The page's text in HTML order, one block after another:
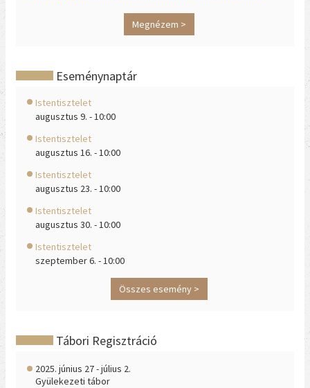
Megnézem >
Eseménynaptár
Istentisztelet
augusztus 9. - 10:00
Istentisztelet
augusztus 16. - 10:00
Istentisztelet
augusztus 23. - 10:00
Istentisztelet
augusztus 30. - 10:00
Istentisztelet
szeptember 6. - 10:00
Összes esemény >
Tábori Regisztráció
2025. június 27 - július 2.
Gyülekezeti tábor